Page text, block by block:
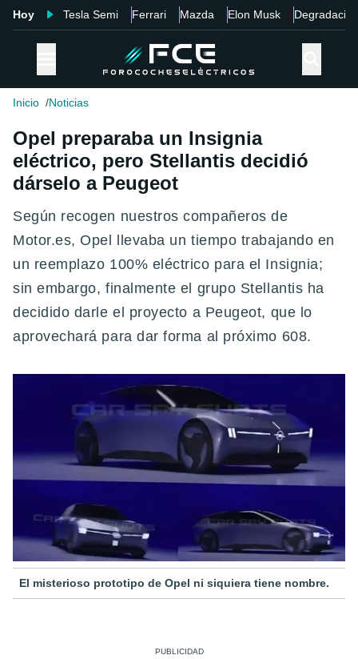
Hoy Tesla Semi Ferrari Mazda Elon Musk Degradación
Inicio Noticias
Opel preparaba un Insignia
eléctrico, pero Stellantis decidió
dárselo a Peugeot
Según recogen nuestros compañeros de
Motor.es, Opel llevaba un tiempo trabajando en
un reemplazo 100% eléctrico para el Insignia;
sin embargo, finalmente el grupo Stellantis ha
decidido darle el proyecto a Peugeot, que lo
aprovechará para dar forma al próximo 608.
El misterioso prototipo de Opel ni siquiera tiene nombre.